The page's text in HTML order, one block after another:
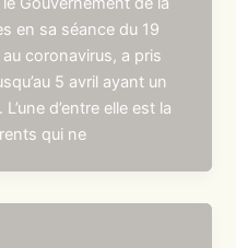
en sa séance du 19
coronavirus, a pris
5 avril ayant un
d’entre elle est la
qui ne